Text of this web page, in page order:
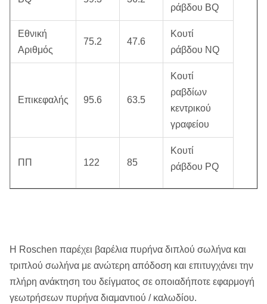
ράβδου BQ
Εθνική
Αριθμός
75.2 47.6
Κουτί
ράβδου NQ
Επικεφαλής 95.6 63.5
Κουτί
ραβδίων
κεντρικού
γραφείου
ΠΠ 122 85
Κουτί
ράβδου PQ
Η Roschen παρέχει βαρέλια πυρήνα διπλού σωλήνα και
τριπλού σωλήνα με ανώτερη απόδοση και επιτυγχάνει την
πλήρη ανάκτηση του δείγματος σε οποιαδήποτε εφαρμογή
γεωτρήσεων πυρήνα διαμαντιού / καλωδίου.